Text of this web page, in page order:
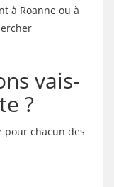
à Roanne ou à
vais-
?
pour chacun des